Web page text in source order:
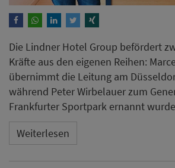
Die Lindner Hotel Group befördert
Kräfte aus den eigenen Reihen:
übernimmt die Leitung am
während Peter Wirbelauer zum
Frankfurter Sportpark ernannt
Weiterlesen